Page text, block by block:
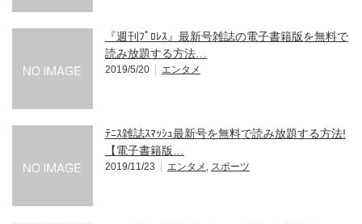
『週刊ﾌﾟﾛﾚｽ』最新号雑誌の電子書籍版を無料で
読み放題する方法…
2019/5/20 エンタメ
ﾃﾆｽ雑誌ｽﾏｯｼｭ最新号を無料で読み放題する方法!
【電子書籍版…
2019/11/23 エンタメ スポーツ